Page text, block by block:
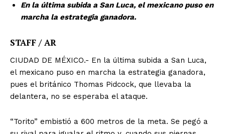
En la última subida a San Luca, el mexicano puso en
marcha la estrategia ganadora.
STAFF / AR
CIUDAD DE MÉXICO.- En la última subida a San Luca,
el mexicano puso en marcha la estrategia ganadora,
pues el británico Thomas Pidcock, que llevaba la
delantera, no se esperaba el ataque.
“Torito” embistió a 600 metros de la meta. Se pegó a